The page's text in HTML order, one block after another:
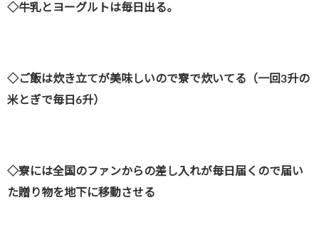
◇牛乳とヨーグルトは毎日出る。
◇ご飯は炊き立てが美味しいので寮で炊いてる（一回3升の
米とぎで毎日6升）
◇寮には全国のファンからの差し入れが毎日届くので届い
た贈り物を地下に移動させる